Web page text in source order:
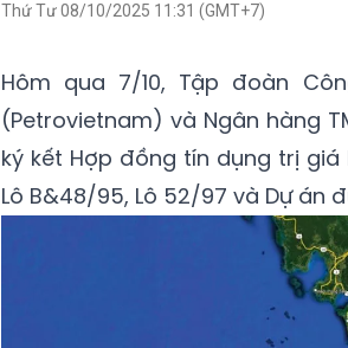
Thứ Tư 08/10/2025 11:31 (GMT+7)
Hôm qua 7/10, Tập đoàn
(Petrovietnam) và Ngân hàng
ký kết Hợp đồng tín dụng trị giá
Lô B&48/95, Lô 52/97 và Dự án